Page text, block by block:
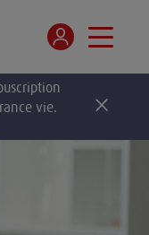
vie.